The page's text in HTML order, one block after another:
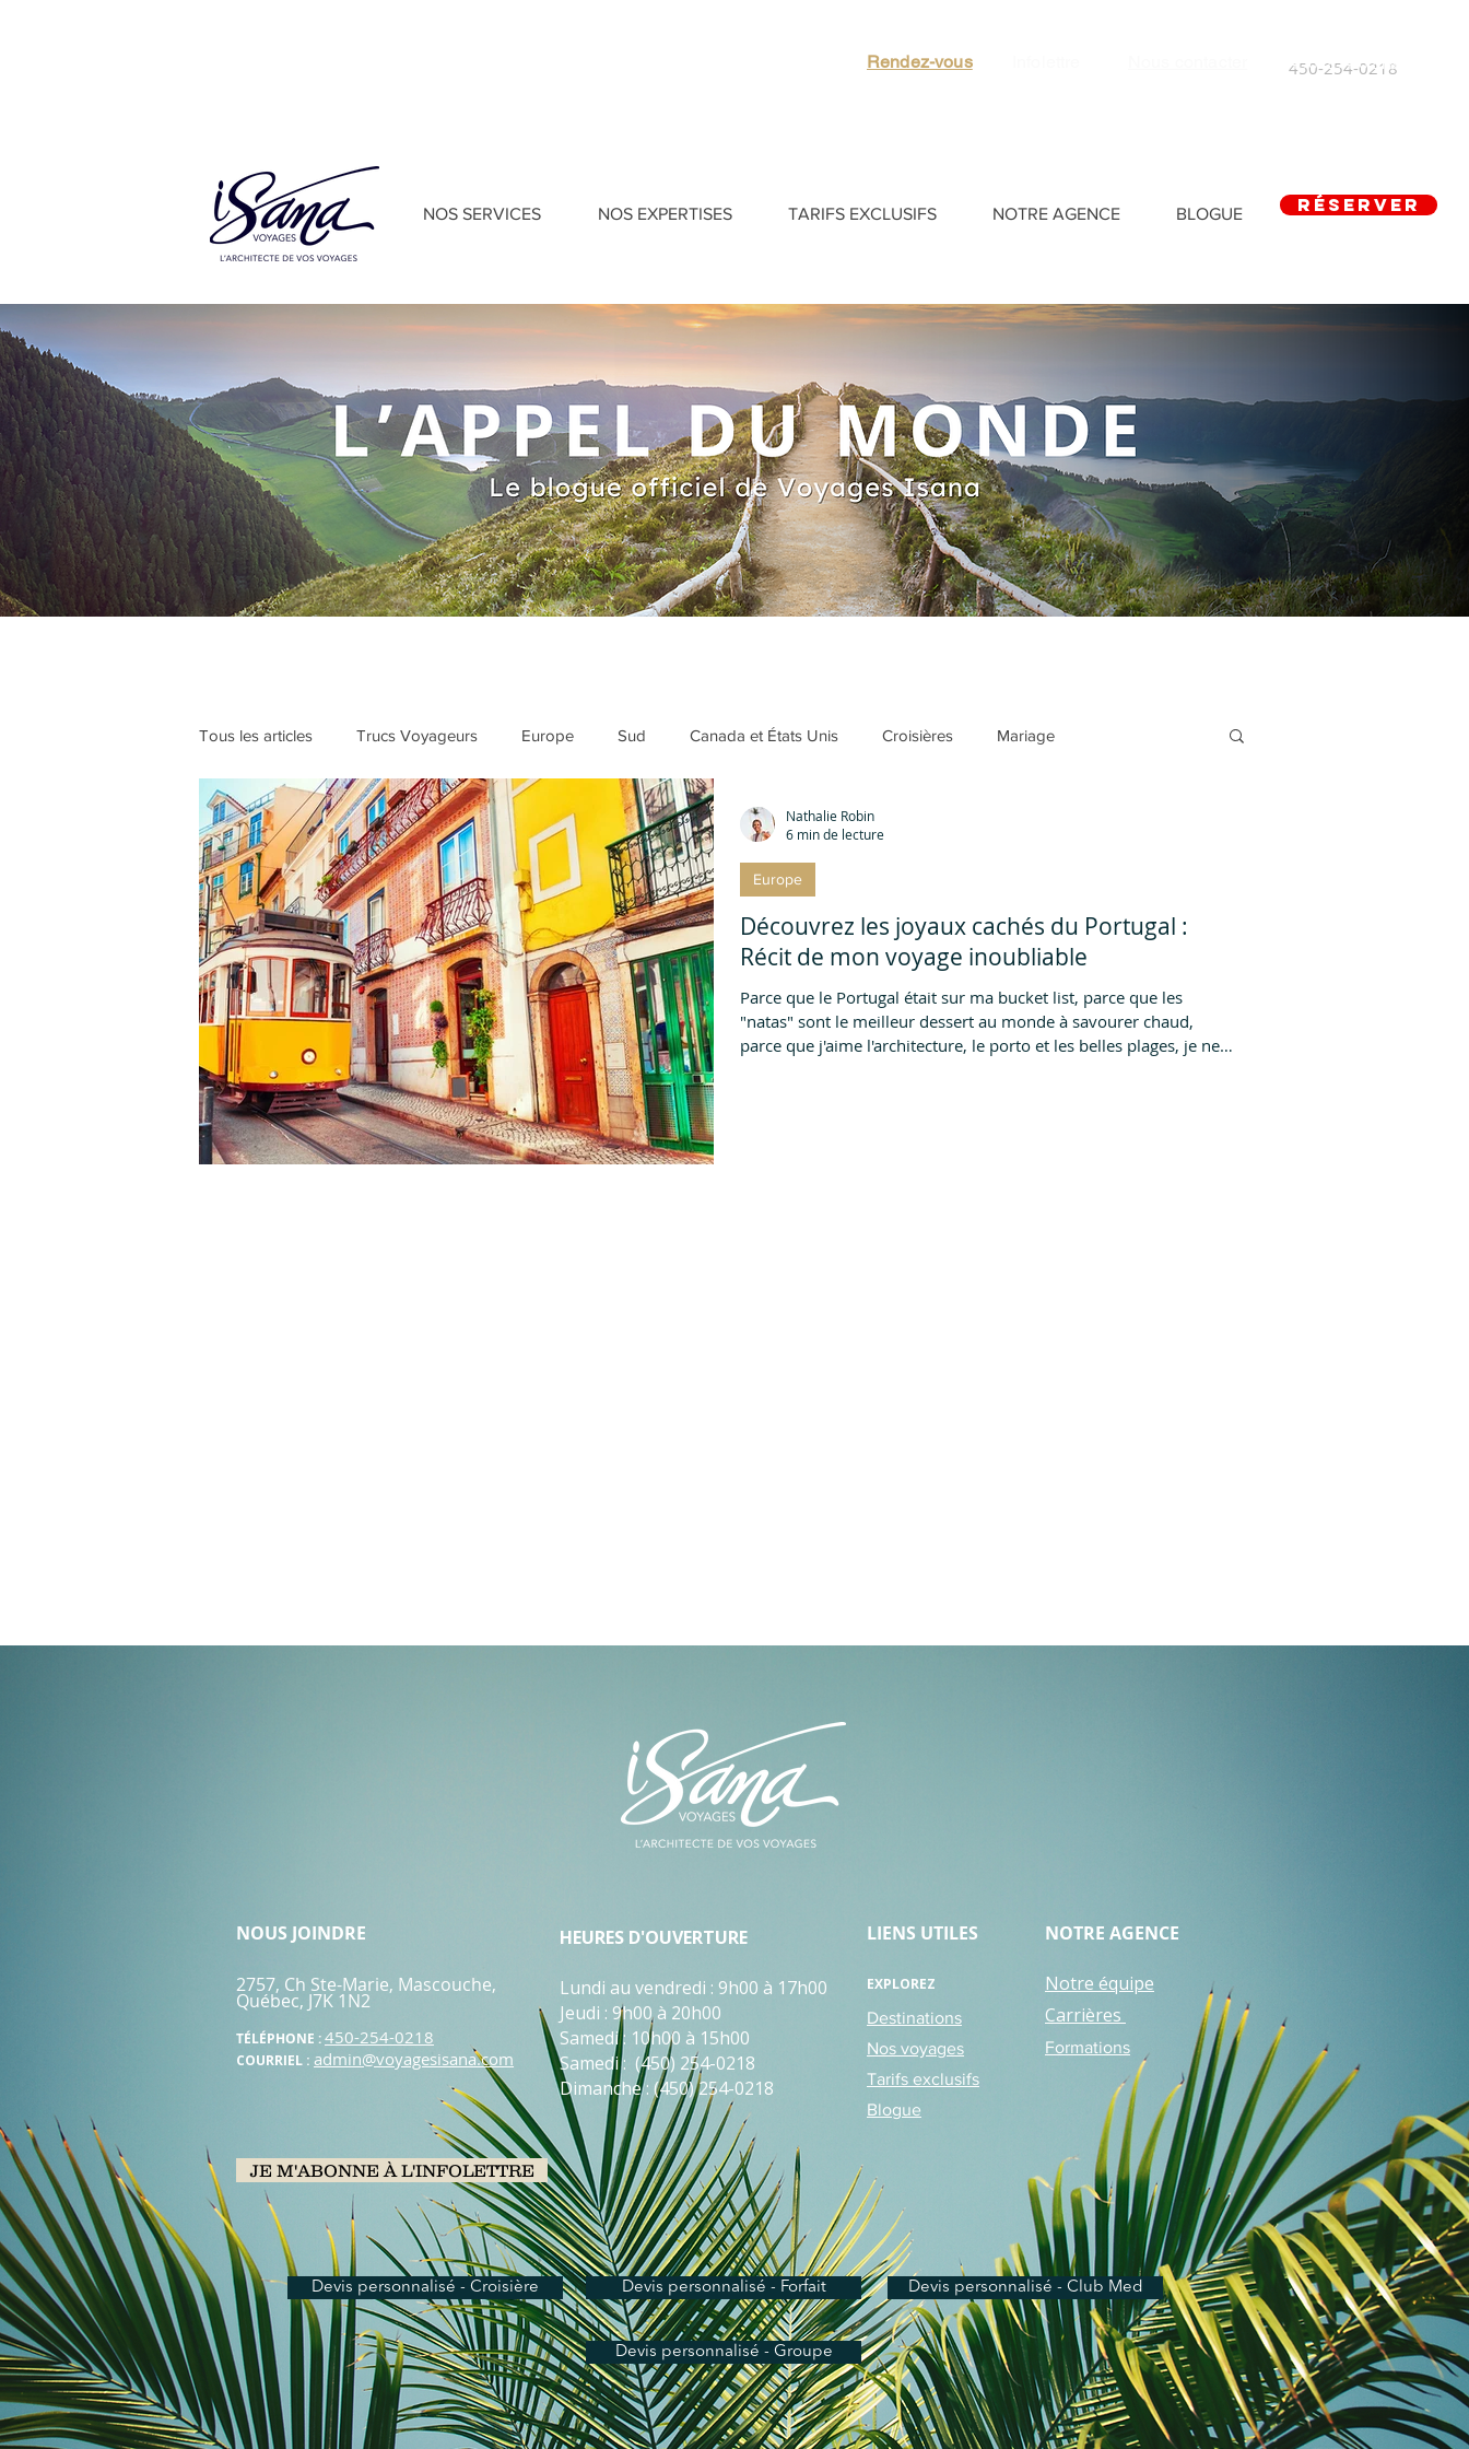
Rendez-vous 450-254-0218
NOS SERVICES NOS EXPERTISES TARIFS EXCLUSIFS NOTRE AGENCE BLOGUE RÉSERVER
Tous les articles Trucs Voyageurs Europe Sud Canada et États Unis Croisières Mariage
On a testé pour vous Club Med Bucket list Destinations populaires Voyages en famille
Voyages festifs entre amis Idées de destination Devenir agent de voyages
Moyen-Orient & Orient Afrique Circuit voyage
Découvrez les joyaux cachés du Portugal :
Récit de mon voyage inoubliable
Parce que le Portugal était sur ma bucket list, parce que les
"natas" sont le meilleur dessert au monde à savourer chaud,
parce que j'aime l'architecture, le porto et les belles plages, je ne
Europe
Nathalie Robin
6 min de lecture
NOUS JOINDRE
2757, Ch Ste-Marie, Mascouche,
Québec, J7K 1N2
TÉLÉPHONE :450-254-0218
COURRIEL : admin@voyagesisana.com
HEURES D'OUVERTURE
Lundi au vendredi : 9h00 à 17h00
Jeudi : 9h00 à 20h00
Samedi : 10h00 à 15h00
Samedi : (450) 254-0218
Dimanche : (450) 254-0218
LIENS UTILES
EXPLOREZ
Destinations
Nos voyages
Tarifs exclusifs
Blogue
NOTRE AGENCE
Notre équipe
Carrières
Formations
JE M'ABONNE À L'INFOLETTRE
Devis personnalisé - Croisière Devis personnalisé - Forfait Devis personnalisé - Club Med
Devis personnalisé - Groupe